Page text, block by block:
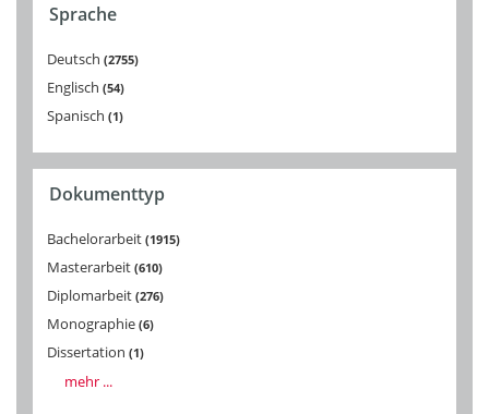
Sprache
Deutsch 2755
Englisch 54
Spanisch 1
Dokumenttyp
Bachelorarbeit 1915
Masterarbeit 610
Diplomarbeit 276
Monographie 6
Dissertation 1
mehr ...